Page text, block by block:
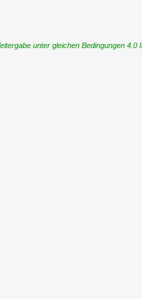
unter gleichen Bedingungen